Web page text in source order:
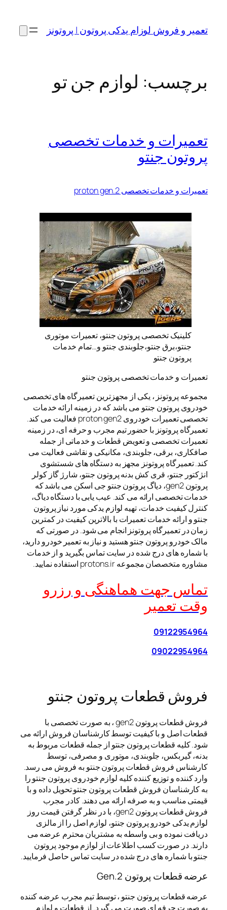
محتواتعمیر و فروش لوزام یدکی پروتون | پروتونز
برچسب: لوازم جن تو
تعمیرات و خدمات تخصصی
پروتون جنتو
تعمیرات و خدمات تخصصی proton gen.2
کلینیک تخصصی پروتون جنتو، تعمیرات موتوری
جنتو،برق جنتو،جلوبندی جنتو و…تمام خدمات
پروتون جنتو
تعمیرات و خدمات تخصصی پروتون جنتو
مجموعه پروتونز ، یکی از مجهزترین تعمیرگاه های تخصصی
خودروی پروتون جنتو می باشد که در زمینه ارائه خدمات
تخصصی تعمیرات خودروی proton gen2 فعالیت می کند.
تعمیرگاه پروتونز با حضور تیم مجرب و حرفه ای، در زمینه
تعمیرات تخصصی و تعویض قطعات و خدماتی از جمله
صافکاری، برقی، جلوبندی، مکانیکی و نقاشی فعالیت می
کند. تعمیرگاه پروتونز مجهز به دستگاه های شستشوی
انژکتور جنتو، قری کش بدنه پروتون جنتو، شارژ گاز کولر
پروتون gen2، دیاگ پروتون جنتو جی اسکن می باشد که
خدمات تخصصی ارائه می کند. عیب یابی با دستگاه دیاگ،
کنترل کیفیت خدمات، تهیه لوازم یدکی مورد نیاز پروتون
جنتو و ارائه خدمات تعمیرات با بالاترین کیفیت در کمترین
زمان در تعمیرگاه پروتونز انجام می شود. در صورتی که
مالک خودرو پروتون جنتو هستید و نیاز به تعمیر خودرو دارید،
با شماره های درج شده در سایت تماس بگیرید و از خدمات
مشاوره متخصصان مجموعه protons.ir استفاده نمایید.
تماس جهت هماهنگی و رزرو
وقت تعمیر
09122954964
09022954964
فروش قطعات پروتون جنتو
فروش قطعات پروتون gen2 ، به صورت تخصصی با
قطعات اصل و با کیفیت توسط کارشناسان فروش ارائه می
شود. کلیه قطعات پروتون جنتو از جمله قطعات مربوط به
بدنه، گیربکس، جلوبندی، موتوری و مصرفی، توسط
کارشناس فروش قطعات پروتون جنتو به فروش می رسد.
وارد کننده و توزیع کننده کلیه لوازم خودروی پروتون جنتو را
به کارشناسان فروش قطعات پروتون جنتو تحویل داده و با
قیمتی مناسب و به صرفه ارائه می دهند. کادر مجرب
فروش قطعات پروتون gen2، با در نظر گرفتن قیمت روز
لوازم یدکی خودرو پروتون جنتو، لوازم اصل را از مالزی
دریافت نموده و بی واسطه به مشتریان محترم عرضه می
دارند. در صورت کسب اطلاعات از لوازم موجود پروتون
جنتو با شماره های درج شده در سایت تماس حاصل فرمایید.
عرضه قطعات پروتون Gen.2
عرضه قطعات پروتون جنتو ، توسط تیم مجرب عرضه کننده
به صورت حرفه ای صورت می گیرد. از قطعات و لوازم